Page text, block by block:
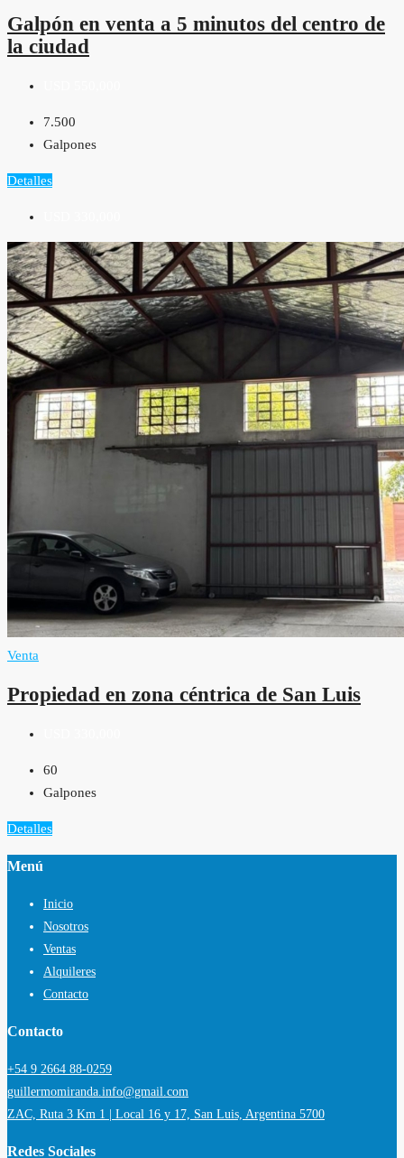
Galpón en venta a 5 minutos del centro de
la ciudad
7.500
Galpones
Detalles
Venta
Propiedad en zona céntrica de San Luis
60
Galpones
Detalles
Menú
Inicio
Nosotros
Ventas
Alquileres
Contacto
Contacto
+54 9 2664 88-0259
guillermomiranda.info@gmail.com
ZAC, Ruta 3 Km 1 | Local 16 y 17, San Luis, Argentina 5700
Redes Sociales